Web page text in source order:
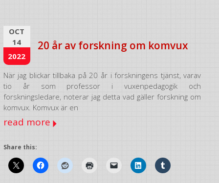
OCT
14
2022
20 år av forskning om komvux
När jag blickar tillbaka på 20 år i forskningens tjänst, varav
tio år som professor i vuxenpedagogik och
forskningsledare, noterar jag detta vad gäller forskning om
komvux. Komvux är en
read more
Share this: